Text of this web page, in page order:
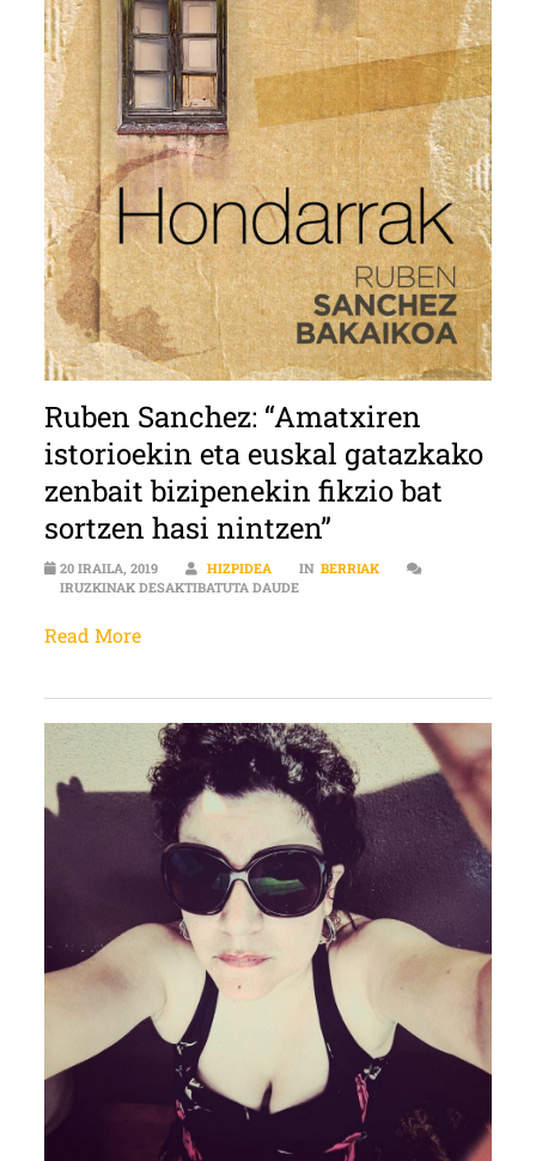
Ruben Sanchez: “Amatxiren
istorioekin eta euskal gatazkako
zenbait bizipenekin fikzio bat
sortzen hasi nintzen”
20 IRAILA, 2019 HIZPIDEA IN BERRIAK
IRUZKINAK DESAKTIBATUTA DAUDERUBEN SANCHEZ: “AMATXIREN
Read More